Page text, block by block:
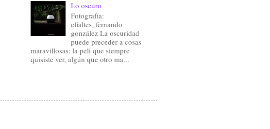
Lo oscuro
Fotografía:
efialtes_fernando
gonzález La oscuridad
puede preceder a cosas
maravillosas: la peli que siempre
quisiste ver, algún que otro ma...